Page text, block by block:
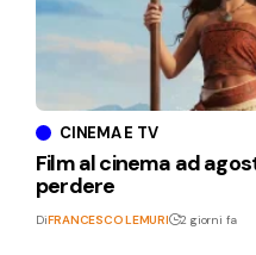
CINEMA E TV
Film al cinema ad
perdere
DiFRANCESCO LEMURI 2 giorni fa